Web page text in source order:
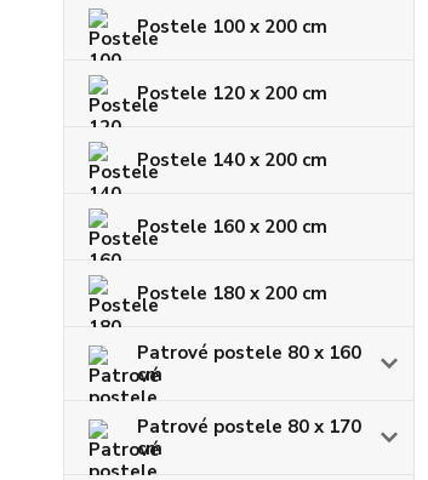
Postele 100 x 200 cm
Postele 120 x 200 cm
Postele 140 x 200 cm
Postele 160 x 200 cm
Postele 180 x 200 cm
Patrové postele 80 x 160
cm
Patrové postele 80 x 170
cm